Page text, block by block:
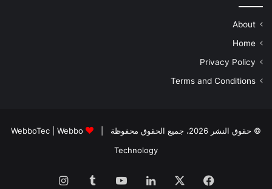
About
Home
Privacy Policy
Terms and Conditions
© حقوق النشر 2026، جميع الحقوق محفوظة | WebboTec
Webbo
Technology
فيسبوك لينكدإن ‫YouTube